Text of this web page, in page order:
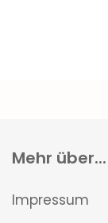
Mehr über...
Impressum